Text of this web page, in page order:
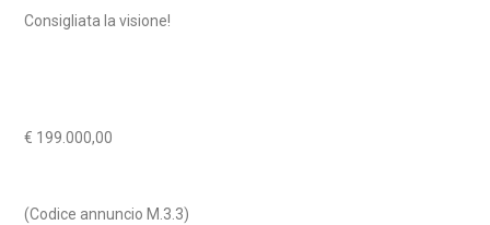
Consigliata la visione!
€ 199.000,00
(Codice annuncio M.3.3)